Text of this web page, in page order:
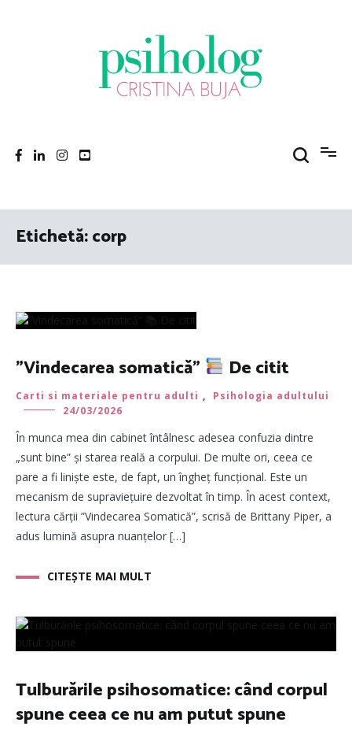
Etichetă:corp
”Vindecarea somatică” De citit
Carti si materiale pentru adulti ,
Psihologia adultului
24/03/2026
În munca mea din cabinet întâlnesc adesea confuzia dintre
„sunt bine” și starea reală a corpului. De multe ori, ceea ce
pare a fi liniște este, de fapt, un îngheț funcțional. Este un
mecanism de supraviețuire dezvoltat în timp. În acest context,
lectura cărții ”Vindecarea Somatică”, scrisă de Brittany Piper, a
adus lumină asupra nuanțelor […]
CITEȘTE MAI MULT
Tulburările psihosomatice: când corpul
spune ceea ce nu am putut spune